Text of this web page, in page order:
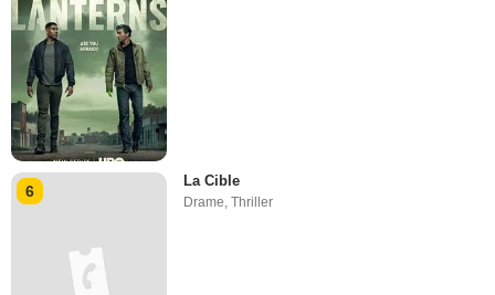
6
La Cible
Drame ,Thriller